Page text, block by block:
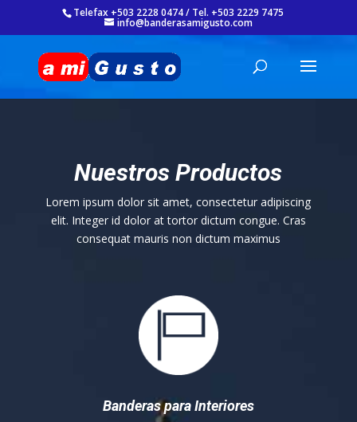
Telefax +503 2228 0474 / Tel. +503 2229 7475
info@banderasamigusto.com
Nuestros Productos
Lorem ipsum dolor sit amet, consectetur adipiscing
elit. Integer id dolor at tortor dictum congue. Cras
consequat mauris non dictum maximus
Banderas para Interiores